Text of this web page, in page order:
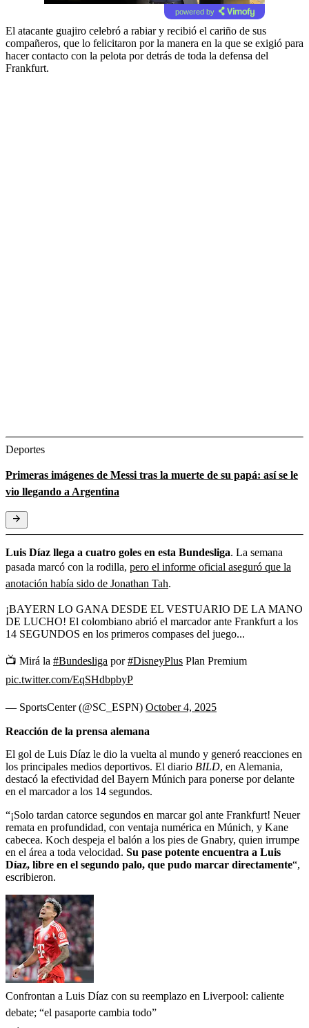
powered by
El atacante guajiro celebró a rabiar y recibió el cariño de sus
compañeros, que lo felicitaron por la manera en la que se exigió para
hacer contacto con la pelota por detrás de toda la defensa del
Frankfurt.
Deportes
Primeras imágenes de Messi tras la muerte de su papá: así se le
vio llegando a Argentina
Luis Díaz llega a cuatro goles en esta Bundesliga. La semana
pasada marcó con la rodilla, pero el informe oficial aseguró que la
anotación había sido de Jonathan Tah.
¡BAYERN LO GANA DESDE EL VESTUARIO DE LA MANO
DE LUCHO! El colombiano abrió el marcador ante Frankfurt a los
14 SEGUNDOS en los primeros compases del juego...
📺 Mirá la #Bundesliga por#DisneyPlus Plan Premium
pic.twitter.com/EqSHdbpbyP
— SportsCenter (@SC_ESPN) October 4, 2025
Reacción de la prensa alemana
El gol de Luis Díaz le dio la vuelta al mundo y generó reacciones en
los principales medios deportivos. El diario BILD, en Alemania,
destacó la efectividad del Bayern Múnich para ponerse por delante
en el marcador a los 14 segundos.
“¡Solo tardan catorce segundos en marcar gol ante Frankfurt! Neuer
remata en profundidad, con ventaja numérica en Múnich, y Kane
cabecea. Koch despeja el balón a los pies de Gnabry, quien irrumpe
en el área a toda velocidad. Su pase potente encuentra a Luis
Díaz, libre en el segundo palo, que pudo marcar directamente“,
escribieron.
Confrontan a Luis Díaz con su reemplazo en Liverpool: caliente
debate; “el pasaporte cambia todo”